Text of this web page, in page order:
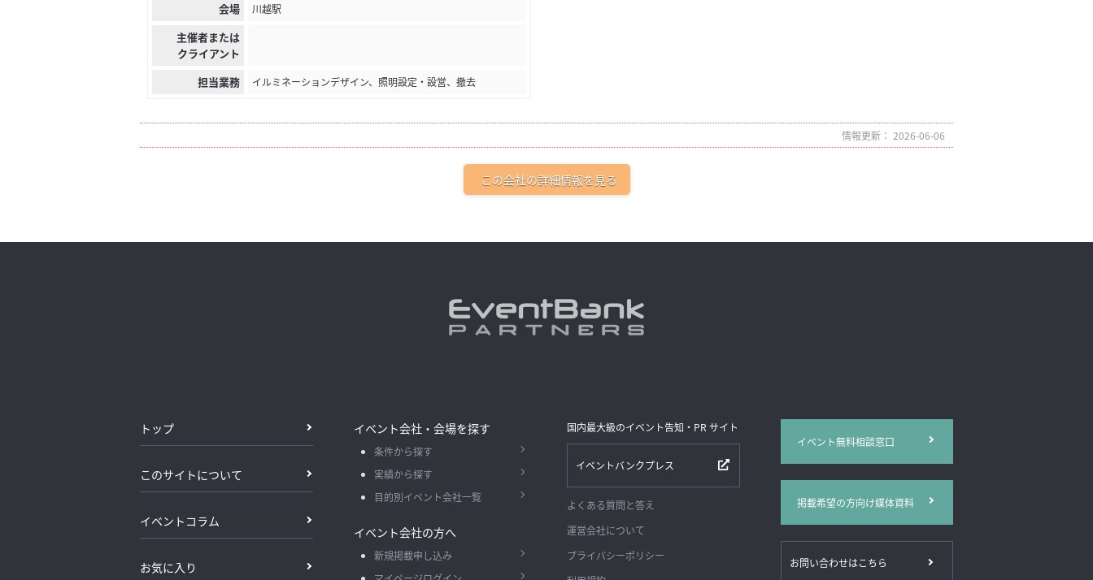
会場 川越駅
主催者または
クライアント
担当業務
イルミネーションデザイン、照明設定・設営、撤去
情報更新： 2026-06-06
この会社の詳細情報を見る
トップ
このサイトについて
イベントコラム
お気に入り
イベント会社・会場を探す
条件から探す
実績から探す
目的別イベント会社一覧
イベント会社の方へ
新規掲載申し込み
国内最大級のイベント告知・PR サイト
イベントバンクプレス
よくある質問と答え
運営会社について
プライバシーポリシー
イベント無料相談窓口
掲載希望の方向け媒体資料
お問い合わせはこちら